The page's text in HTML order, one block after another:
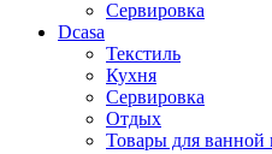
Сервировка
Dcasa
Текстиль
Кухня
Сервировка
Отдых
Товары для ванной